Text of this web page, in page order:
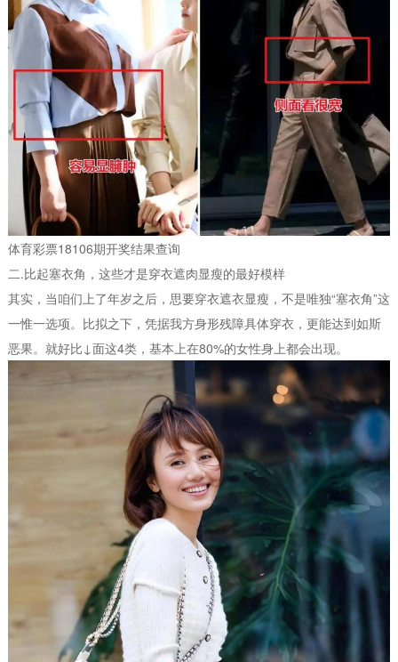
体育彩票18106期开奖结果查询
二.比起塞衣角，这些才是穿衣遮肉显瘦的最好模样
其实，当咱们上了年岁之后，思要穿衣遮衣显瘦，不是唯独“塞衣角”这
一惟一选项。比拟之下，凭据我方身形残障具体穿衣，更能达到如斯
恶果。就好比↓面这4类，基本上在80%的女性身上都会出现。